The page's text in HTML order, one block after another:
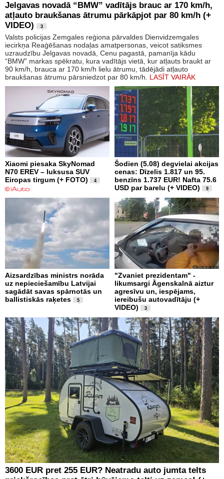
Jelgavas novadā “BMW” vadītājs brauc ar 170 km/h,
atļauto braukšanas ātrumu pārkāpjot par 80 km/h (+
VIDEO)
3
Valsts policijas Zemgales reģiona pārvaldes Dienvidzemgales
iecirkņa Reaģēšanas nodaļas amatpersonas, veicot satiksmes
uzraudzību Jelgavas novadā, Cenu pagastā, pamanīja kādu
“BMW” markas spēkratu, kura vadītājs vietā, kur atļauts braukt ar
90 km/h, brauca ar 170 km/h lielu ātrumu, tādējādi atļauto
braukšanas ātrumu pārsniedzot par 80 km/h. LASĪT VAIRĀK
Xiaomi piesaka SkyNomad
N70 EREV – luksusa SUV
Eiropas tirgum (+ FOTO)
4
Šodien (5.08) degvielai akcijas
cenas: Dīzelis 1.817 un 95.
benzīns 1.737 EUR! Nafta 75.6
USD par barelu (+ VIDEO)
9
Aizsardzības ministrs norāda
uz nepieciešamību Latvijai
sagādāt savas spārnotās un
ballistiskās raķetes
5
"Zvaniet prezidentam" -
likumsargi Āgenskalnā aiztur
agresīvu un, iespējams,
iereibušu autovadītāju (+
VIDEO)
3
3600 EUR pret 255 EUR? Neatradu auto jumta telts